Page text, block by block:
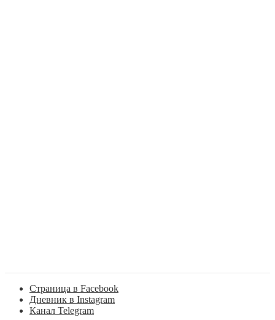
Страница в Facebook
Дневник в Instagram
Канал Telegram